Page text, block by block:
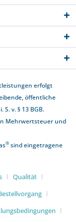
erfolgt
öffentliche
v. § 13 BGB.
Mehrwertsteuer und
®sind eingetragene
Qualität